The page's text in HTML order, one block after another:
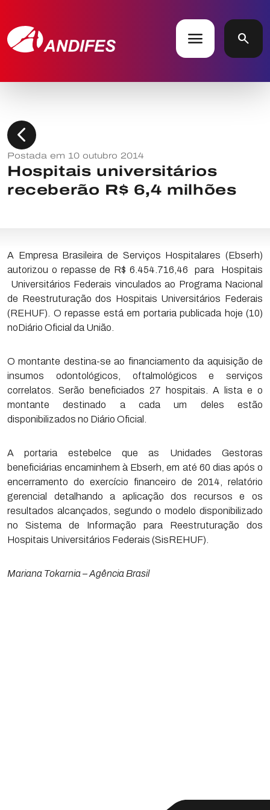
menu search
chevron_left
Postada em 10 outubro 2014
Hospitais universitários
receberão R$ 6,4 milhões
A Empresa Brasileira de Serviços Hospitalares (Ebserh)
autorizou o repasse de R$ 6.454.716,46 para Hospitais
Universitários Federais vinculados ao Programa Nacional
de Reestruturação dos Hospitais Universitários Federais
(REHUF). O repasse está em portaria publicada hoje (10)
noDiário Oficial da União.
O montante destina-se ao financiamento da aquisição de
insumos odontológicos, oftalmológicos e serviços
correlatos. Serão beneficiados 27 hospitais. A lista e o
montante destinado a cada um deles estão
disponibilizados no Diário Oficial.
A portaria estebelce que as Unidades Gestoras
beneficiárias encaminhem à Ebserh, em até 60 dias após o
encerramento do exercício financeiro de 2014, relatório
gerencial detalhando a aplicação dos recursos e os
resultados alcançados, segundo o modelo disponibilizado
no Sistema de Informação para Reestruturação dos
Hospitais Universitários Federais (SisREHUF).
Mariana Tokarnia – Agência Brasil